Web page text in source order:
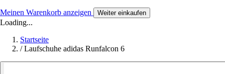
Meinen Warenkorb anzeigen Weiter einkaufen
Loading...
Startseite
/ Laufschuhe adidas Runfalcon 6